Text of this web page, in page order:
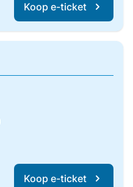
Koop e-ticket
Koop e-ticket